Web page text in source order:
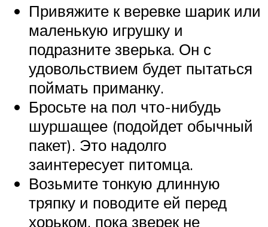
Привяжите к веревке шарик или
маленькую игрушку и
подразните зверька. Он с
удовольствием будет пытаться
поймать приманку.
Бросьте на пол что-нибудь
шуршащее (подойдет обычный
пакет). Это надолго
заинтересует питомца.
Возьмите тонкую длинную
тряпку и поводите ей перед
хорьком, пока зверек не